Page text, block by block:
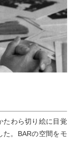
たわら切り絵に目覚
た。BARの空間をモ